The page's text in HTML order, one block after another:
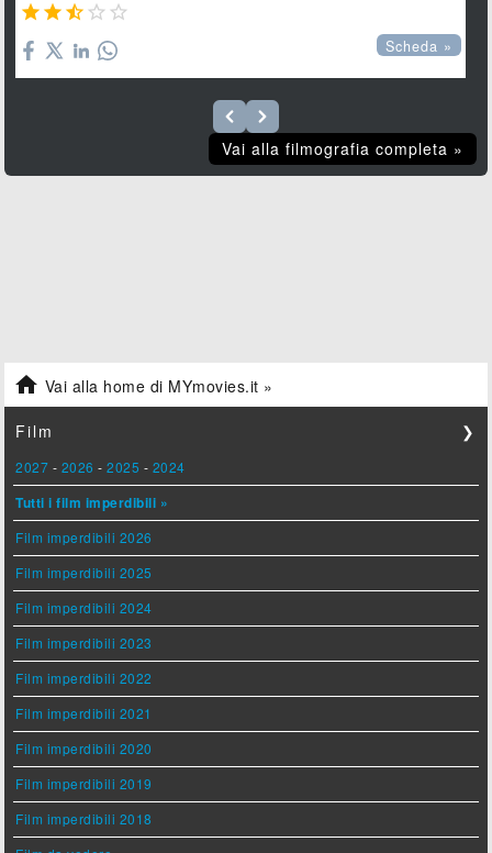
    
Scheda »
Vai alla filmografia completa »
 Vai alla home di MYmovies.it »
Film ❯
2027 - 2026 -2025 - 2024
Tutti i film imperdibili »
Film imperdibili 2026
Film imperdibili 2025
Film imperdibili 2024
Film imperdibili 2023
Film imperdibili 2022
Film imperdibili 2021
Film imperdibili 2020
Film imperdibili 2019
Film imperdibili 2018